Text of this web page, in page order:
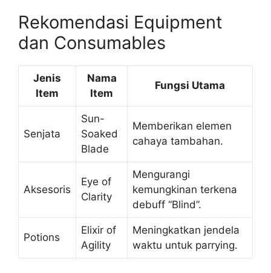
Rekomendasi Equipment
dan Consumables
Jenis
Item
Nama
Item
Fungsi Utama
Senjata
Sun-
Soaked
Blade
Memberikan elemen
cahaya tambahan.
Aksesoris
Eye of
Clarity
Mengurangi
kemungkinan terkena
debuff “Blind”.
Potions
Elixir of
Agility
Meningkatkan jendela
waktu untuk parrying.